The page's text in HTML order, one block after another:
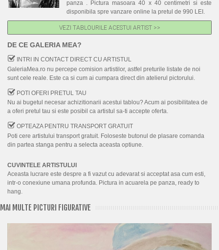
panza . Pictura masoara 40 x 40 centimetri si este
disponibila spre vanzare online la pretul de 990 LEI.
VEZI TABLOURILE ACESTUI ARTIST >>
DE CE GALERIA MEA?
INTRI IN CONTACT DIRECT CU ARTISTUL
GaleriaMea.ro nu percepe comision artistilor, astfel preturile listate de noi
sunt cele reale. Este ca si cum ai cumpara direct din atelierul pictorului.
POTI OFERI PRETUL TAU
Nu ai bugetul necesar achizitionarii acestui tablou? Acum ai posibilitatea de
a oferi pretul tau si este posibil ca artistul sa-ti accepte oferta.
OPTEAZA PENTRU TRANSPORT GRATUIT
Poti cere artistului transport gratuit. Foloseste butonul de plasare comanda
din partea stanga pentru a selecta aceasta optiune.
CUVINTELE ARTISTULUI
Aceasta lucrare este despre a fi vazut cu adevarat si acceptat asa cum esti,
intr-o conexiune umana profunda. Pictura in acuarela pe panza, ready to
hang.
MAI MULTE PICTURI FIGURATIVE